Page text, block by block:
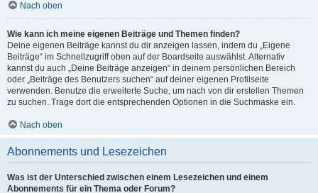
Nach oben
Wie kann ich meine eigenen Beiträge und Themen finden?
Deine eigenen Beiträge kannst du dir anzeigen lassen, indem du „Eigene
Beiträge“ im Schnellzugriff oben auf der Boardseite auswählst. Alternativ
kannst du auch „Deine Beiträge anzeigen“ in deinem persönlichen Bereich
oder „Beiträge des Benutzers suchen“ auf deiner eigenen Profilseite
verwenden. Benutze die erweiterte Suche, um nach von dir erstellen Themen
zu suchen. Trage dort die entsprechenden Optionen in die Suchmaske ein.
Nach oben
Abonnements und Lesezeichen
Was ist der Unterschied zwischen einem Lesezeichen und einem
Abonnements für ein Thema oder Forum?